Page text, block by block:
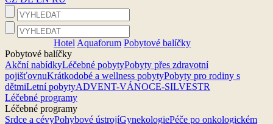
Hotel Aquaforum Pobytové balíčky
Pobytové balíčky
Akční nabídkyLéčebné pobytyPobyty přes zdravotní
pojišťovnuKrátkodobé a wellness pobytyPobyty pro rodiny s
dětmiLetní pobytyADVENT-VÁNOCE-SILVESTR
Léčebné programy
Léčebné programy
Srdce a cévyPohybové ústrojíGynekologiePéče po onkologickém